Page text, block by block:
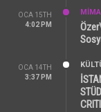
OCA 15TH
4:02 PM
OCA 14TH
3:37 PM